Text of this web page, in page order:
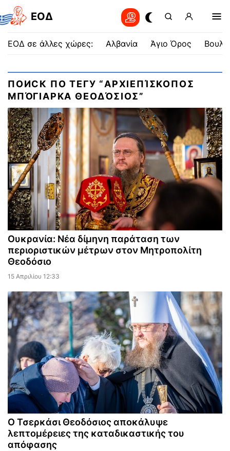
EOΔ
ΕΟΔ σε άλλες χώρες: Αλβανία Άγιο Όρος
ПОИСК ПО ТЕГУ “ΑΡΧΙΕΠΊΣΚΟΠΟΣ
ΜΠΌΓΙΑΡΚΑ ΘΕΟΔΌΣΙΟΣ”
Ουκρανία: Νέα δίμηνη παράταση των
περιοριστικών μέτρων στον Μητροπολίτη
Θεοδόσιο
15 Απριλίου 12:33
Ο Τσερκάσι Θεοδόσιος αποκάλυψε
λεπτομέρειες της καταδικαστικής του
απόφασης